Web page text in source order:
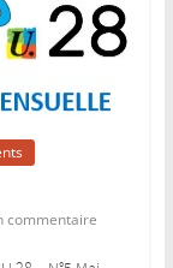
commentaire